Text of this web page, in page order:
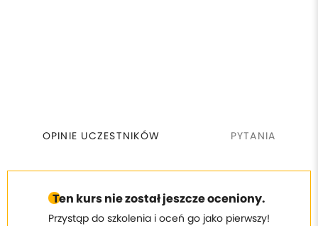
OPINIE UCZESTNIKÓW PYTANIA
Ten kurs nie został jeszcze oceniony.
Przystąp do szkolenia i oceń go jako pierwszy!